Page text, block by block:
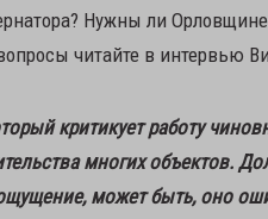
Нужны ли
читайте в интервью
критикует работу
многих объектов.
может быть, оно